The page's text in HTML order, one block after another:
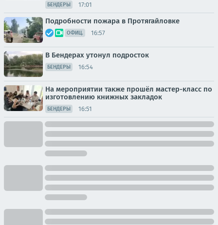
БЕНДЕРЫ 17:01
Подробности пожара в Протягайловке
ОФИЦ. 16:57
В Бендерах утонул подросток
БЕНДЕРЫ 16:54
На мероприятии также прошёл мастер-класс по
изготовлению книжных закладок
БЕНДЕРЫ 16:51